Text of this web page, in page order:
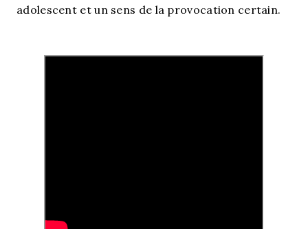
adolescent et un sens de la provocation certain.